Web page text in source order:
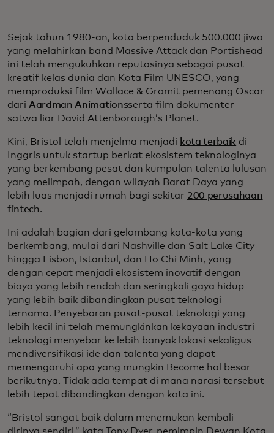
Sejak tahun 1980-an, kota berpenduduk 500.000 jiwa
yang melahirkan band Massive Attack dan Portishead
ini telah mengukuhkan reputasinya sebagai pusat
kreatif kelas dunia dan Kota Film UNESCO, yang
memproduksi film Wallace & Gromit pemenang Oscar
dari Aardman Animationsserta film dokumenter
satwa liar David Attenborough’s Planet.
Kini, Bristol telah menjelma menjadi kota terbaik di
Inggris untuk startup berkat ekosistem teknologinya
yang berkembang pesat dan kumpulan talenta lulusan
yang melimpah, dengan wilayah Barat Daya yang
lebih luas menjadi rumah bagi sekitar 200 perusahaan
fintech.
Ini adalah bagian dari gelombang kota-kota yang
berkembang, mulai dari Nashville dan Salt Lake City
hingga Lisbon, Istanbul, dan Ho Chi Minh, yang
dengan cepat menjadi ekosistem inovatif dengan
biaya yang lebih rendah dan seringkali gaya hidup
yang lebih baik dibandingkan pusat teknologi
ternama. Penyebaran pusat-pusat teknologi yang
lebih kecil ini telah memungkinkan kekayaan industri
teknologi menyebar ke lebih banyak lokasi sekaligus
mendiversifikasi ide dan talenta yang dapat
memengaruhi apa yang mungkin Become hal besar
berikutnya. Tidak ada tempat di mana narasi tersebut
lebih tepat dibandingkan dengan kota ini.
“Bristol sangat baik dalam menemukan kembali
dirinya sendiri,” kata Tony Dyer, pemimpin Dewan Kota